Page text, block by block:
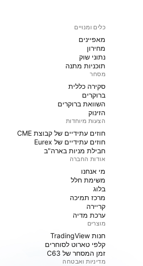
כלים ומנויים
מאפיינים
מחירון
נתוני שוק
תוכניות מתנה
מסחר
סקירה כללית
ברוקרים
השוואת ברוקרים
הזינוק
הצעות מיוחדות
חוזים עתידיים של קבוצת CME
חוזים עתידיים של Eurex
חבילת מניות בארה"ב
אודות החברה
מי אנחנו
משימת חלל
בלוג
מרכז תמיכה
קריירה
ערכת מדיה
מוצרים
חנות TradingView
קלפי טארוט לסוחרים
זמן המסחר של C63
מדיניות ואבטחה